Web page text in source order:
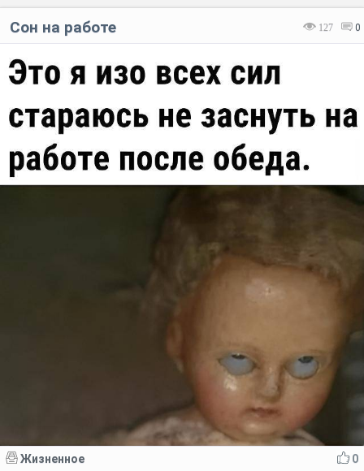
127 0
Сон на работе
0
Жизненное